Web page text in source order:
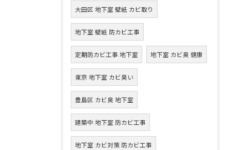
大田区 地下室 壁紙 カビ取り
地下室 壁紙 防カビ工事
定期防カビ工事 地下室 地下室 カビ臭 健康
東京 地下室 カビ臭い
豊島区 カビ臭 地下室
建築中 地下室 防カビ工事
地下室 カビ対策 防カビ工事